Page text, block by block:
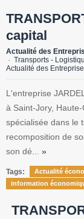
capital
Actualité des
Transports -
Actualité des
L'entreprise
à Saint-Jory,
spécialisée dans le
recomposition de
son dé... »
Tags:
Actualité
information